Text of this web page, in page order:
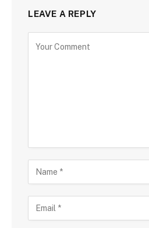
LEAVE A REPLY